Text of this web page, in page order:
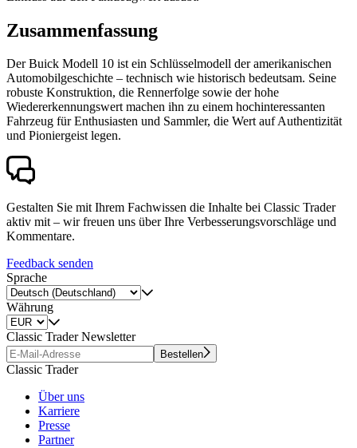
Zusammenfassung
Der Buick Modell 10 ist ein Schlüsselmodell der amerikanischen
Automobilgeschichte – technisch wie historisch bedeutsam. Seine
robuste Konstruktion, die Rennerfolge sowie der hohe
Wiedererkennungswert machen ihn zu einem hochinteressanten
Fahrzeug für Enthusiasten und Sammler, die Wert auf Authentizität
und Pioniergeist legen.
Gestalten Sie mit Ihrem Fachwissen die Inhalte bei Classic Trader
aktiv mit – wir freuen uns über Ihre Verbesserungsvorschläge und
Kommentare.
Feedback senden
Sprache
Währung
Classic Trader Newsletter
Bestellen
Classic Trader
Über uns
Karriere
Presse
Partner